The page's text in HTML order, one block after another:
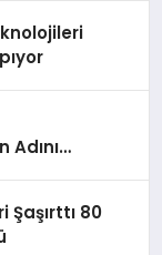
Adını
80